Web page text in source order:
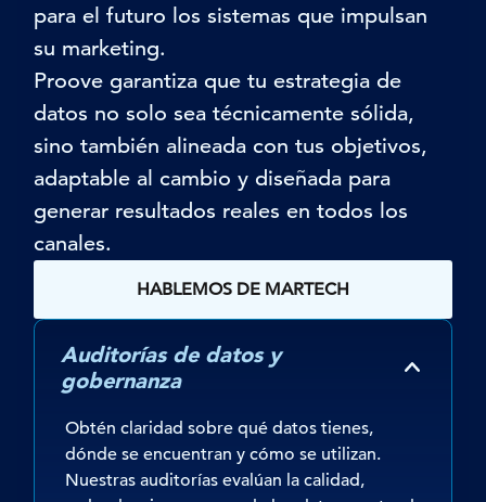
para el futuro los sistemas que impulsan
su marketing.
Proove garantiza que tu estrategia de
datos no solo sea técnicamente sólida,
sino también alineada con tus objetivos,
adaptable al cambio y diseñada para
generar resultados reales en todos los
canales.
HABLEMOS DE MARTECH
Auditorías de datos y
gobernanza
Obtén claridad sobre qué datos tienes,
dónde se encuentran y cómo se utilizan.
Nuestras auditorías evalúan la calidad,